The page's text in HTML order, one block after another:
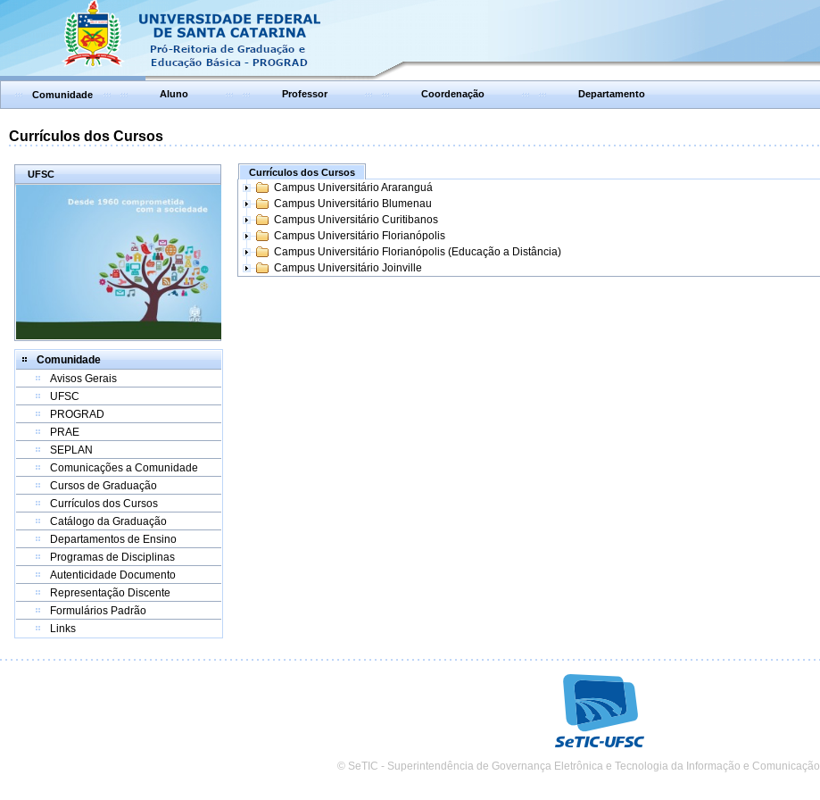
Comunidade Aluno Professor Coordenação Departamento
Currículos dos Cursos
UFSC
Comunidade
Avisos Gerais
UFSC
PROGRAD
PRAE
SEPLAN
Comunicações a Comunidade
Cursos de Graduação
Currículos dos Cursos
Catálogo da Graduação
Departamentos de Ensino
Programas de Disciplinas
Autenticidade Documento
Representação Discente
Formulários Padrão
Links
Currículos dos Cursos
Campus Universitário Araranguá
Campus Universitário Blumenau
Campus Universitário Curitibanos
Campus Universitário Florianópolis
Campus Universitário Florianópolis (Educação a Distância)
Campus Universitário Joinville
© SeTIC - Superintendência de Governança Eletrônica e Tecnologia da Informação e Comunicação